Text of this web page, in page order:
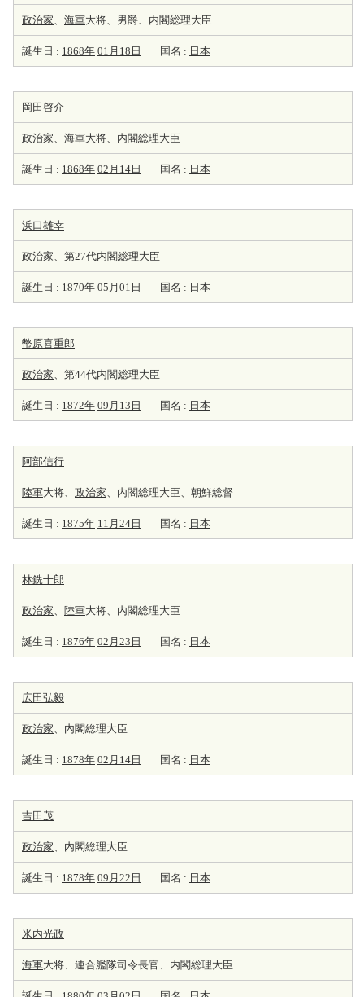
政治家、 海軍大将、男爵、内閣総理大臣
誕生日 : 1868年 01月18日 国名 : 日本
岡田啓介
政治家、 海軍大将、内閣総理大臣
誕生日 : 1868年 02月14日 国名 : 日本
浜口雄幸
政治家、第27代内閣総理大臣
誕生日 : 1870年 05月01日 国名 : 日本
幣原喜重郎
政治家、第44代内閣総理大臣
誕生日 : 1872年 09月13日 国名 : 日本
阿部信行
陸軍大将、 政治家、内閣総理大臣、朝鮮総督
誕生日 : 1875年 11月24日 国名 : 日本
林銑十郎
政治家、 陸軍大将、内閣総理大臣
誕生日 : 1876年 02月23日 国名 : 日本
広田弘毅
政治家、内閣総理大臣
誕生日 : 1878年 02月14日 国名 : 日本
吉田茂
政治家、内閣総理大臣
誕生日 : 1878年 09月22日 国名 : 日本
米内光政
海軍大将、連合艦隊司令長官、内閣総理大臣